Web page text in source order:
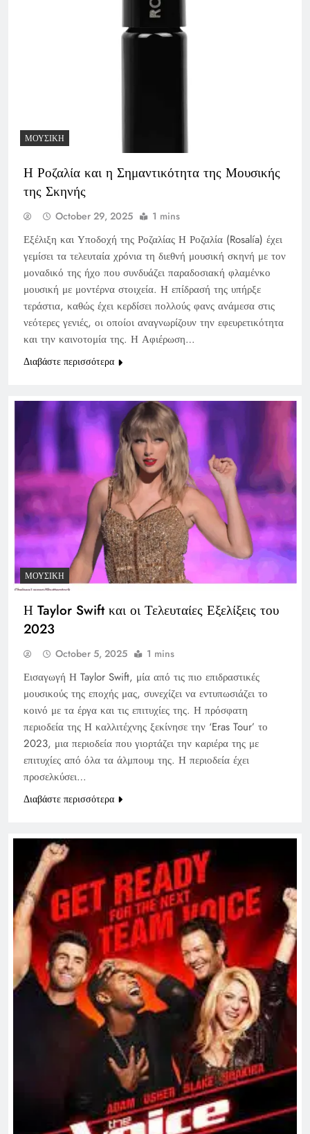
ΜΟΥΣΙΚΉ
Η Ροζαλία και η Σημαντικότητα της Μουσικής
της Σκηνής
October 29, 2025 1 mins
Εξέλιξη και Υποδοχή της Ροζαλίας Η Ροζαλία (Rosalía) έχει
γεμίσει τα τελευταία χρόνια τη διεθνή μουσική σκηνή με τον
μοναδικό της ήχο που συνδυάζει παραδοσιακή φλαμένκο
μουσική με μοντέρνα στοιχεία. Η επίδρασή της υπήρξε
τεράστια, καθώς έχει κερδίσει πολλούς φανς ανάμεσα στις
νεότερες γενιές, οι οποίοι αναγνωρίζουν την εφευρετικότητα
και την καινοτομία της. Η Αφιέρωση…
Διαβάστε περισσότερα
ΜΟΥΣΙΚΉ
Η Taylor Swift και οι Τελευταίες Εξελίξεις του
2023
October 5, 2025 1 mins
Εισαγωγή Η Taylor Swift, μία από τις πιο επιδραστικές
μουσικούς της εποχής μας, συνεχίζει να εντυπωσιάζει το
κοινό με τα έργα και τις επιτυχίες της. Η πρόσφατη
περιοδεία της Η καλλιτέχνης ξεκίνησε την ‘Eras Tour’ το
2023, μια περιοδεία που γιορτάζει την καριέρα της με
επιτυχίες από όλα τα άλμπουμ της. Η περιοδεία έχει
προσελκύσει…
Διαβάστε περισσότερα